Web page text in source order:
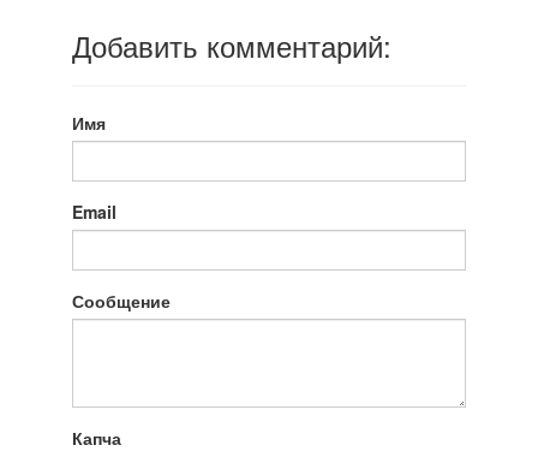
Добавить комментарий:
Имя
Email
Сообщение
Капча